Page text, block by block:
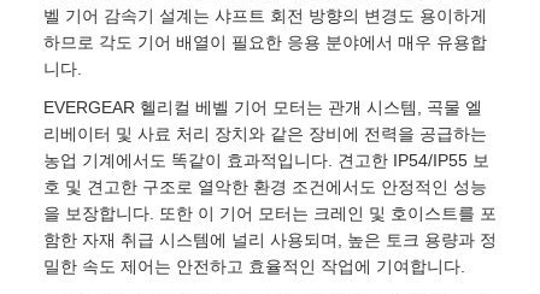
벨 기어 감속기 설계는 샤프트 회전 방향의 변경도 용이하게
하므로 각도 기어 배열이 필요한 응용 분야에서 매우 유용합
니다.
EVERGEAR 헬리컬 베벨 기어 모터는 관개 시스템, 곡물 엘
리베이터 및 사료 처리 장치와 같은 장비에 전력을 공급하는
농업 기계에서도 똑같이 효과적입니다. 견고한 IP54/IP55 보
호 및 견고한 구조로 열악한 환경 조건에서도 안정적인 성능
을 보장합니다. 또한 이 기어 모터는 크레인 및 호이스트를 포
함한 자재 취급 시스템에 널리 사용되며, 높은 토크 용량과 정
밀한 속도 제어는 안전하고 효율적인 작업에 기여합니다.